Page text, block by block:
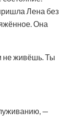
Лена без
Она
не живёшь. Ты
—